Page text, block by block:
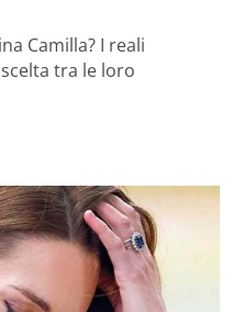
Camilla? I reali
tra le loro